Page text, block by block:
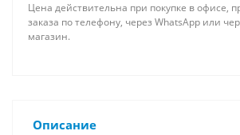
Цена действительна при покупке в офисе,
заказа по телефону, через WhatsApp или
магазин.
Описание